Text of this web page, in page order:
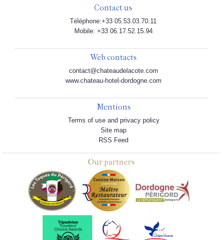
Contact us
Téléphone:+33 05.53.03.70.11
Mobile: +33 06.17.52.15.94
Web contacts
contact@chateaudelacote.com
www.chateau-hotel-dordogne.com
Mentions
Terms of use and privacy policy
Site map
RSS Feed
Our partners